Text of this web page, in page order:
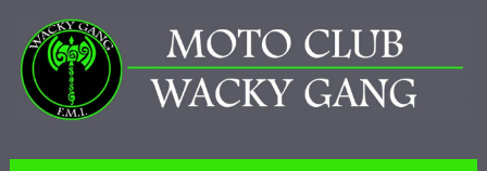
Salta al contenuto